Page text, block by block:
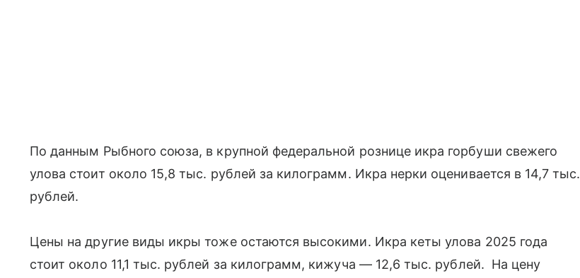
По данным Рыбного союза, в крупной федеральной рознице икра горбуши свежего
улова стоит около 15,8 тыс. рублей за килограмм. Икра нерки оценивается в 14,7 тыс.
рублей.
Цены на другие виды икры тоже остаются высокими. Икра кеты улова 2025 года
стоит около 11,1 тыс. рублей за килограмм, кижуча — 12,6 тыс. рублей. На цену